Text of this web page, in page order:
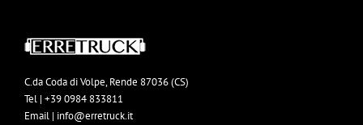
C.da Coda di Volpe, Rende 87036 (CS)
Tel | +39 0984 833811
Email | info@erretruck.it